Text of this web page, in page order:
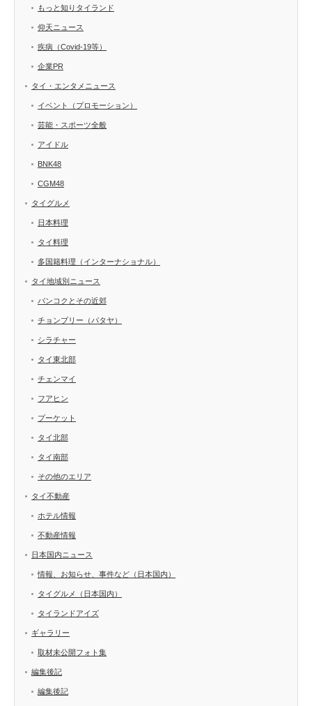
もっと知りタイランド
仰天ニュース
疾病（Covid-19等）
企業PR
タイ・エンタメニュース
イベント（プロモーション）
芸能・スポーツ全般
アイドル
BNK48
CGM48
タイグルメ
日本料理
タイ料理
多国籍料理（インターナショナル）
タイ地域別ニュース
バンコクとその近郊
チョンブリー（パタヤ）
シラチャー
タイ東北部
チェンマイ
フアヒン
プーケット
タイ北部
タイ南部
その他のエリア
タイ不動産
ホテル情報
不動産情報
日本国内ニュース
情報、お知らせ、事件など（日本国内）
タイグルメ（日本国内）
タイランドアイズ
ギャラリー
取材未公開フォト集
編集後記
編集後記